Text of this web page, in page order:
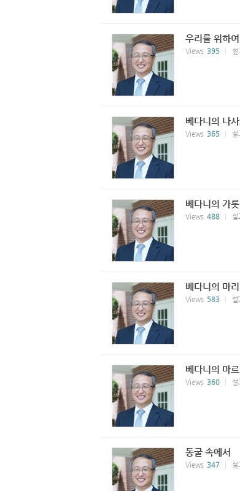
우리를 위하여
Views 395 설
베다니의 나
Views 365 설
베다니의 가
Views 488 설
베다니의 마
Views 583 설
베다니의 마
Views 360 설
동굴 속에서
Views 347 설